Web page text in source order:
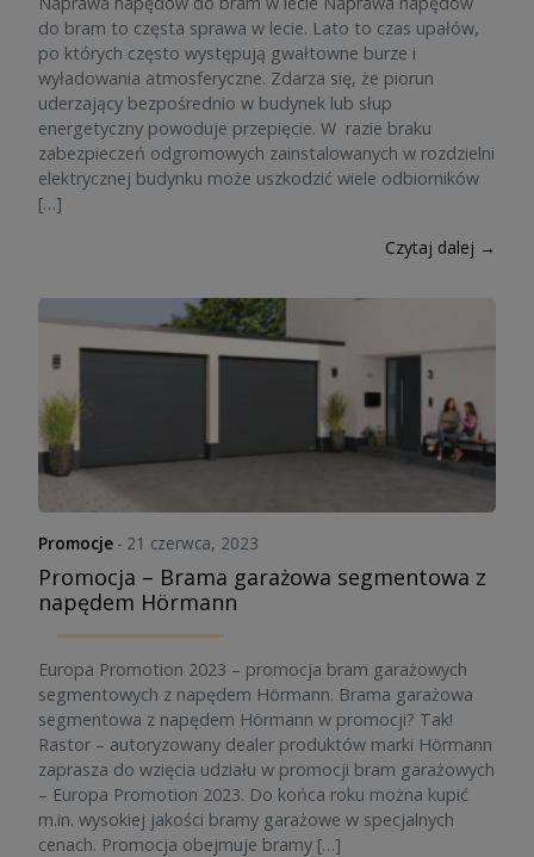
do bram to częsta sprawa w lecie. Lato to czas upałów,
po których często występują gwałtowne burze i
wyładowania atmosferyczne. Zdarza się, że piorun
uderzający bezpośrednio w budynek lub słup
energetyczny powoduje przepięcie. W razie braku
zabezpieczeń odgromowych zainstalowanych w rozdzielni
elektrycznej budynku może uszkodzić wiele odbiorników
[…]
Czytaj dalej →
Promocje - 21 czerwca, 2023
Promocja – Brama garażowa segmentowa z
napędem Hörmann
Europa Promotion 2023 – promocja bram garażowych
segmentowych z napędem Hörmann. Brama garażowa
segmentowa z napędem Hörmann w promocji? Tak!
Rastor – autoryzowany dealer produktów marki Hörmann
zaprasza do wzięcia udziału w promocji bram garażowych
– Europa Promotion 2023. Do końca roku można kupić
m.in. wysokiej jakości bramy garażowe w specjalnych
cenach. Promocja obejmuje bramy […]